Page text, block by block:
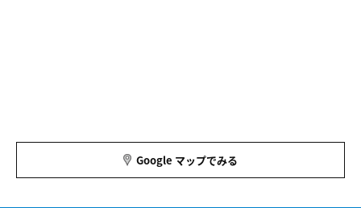
Google マップでみる